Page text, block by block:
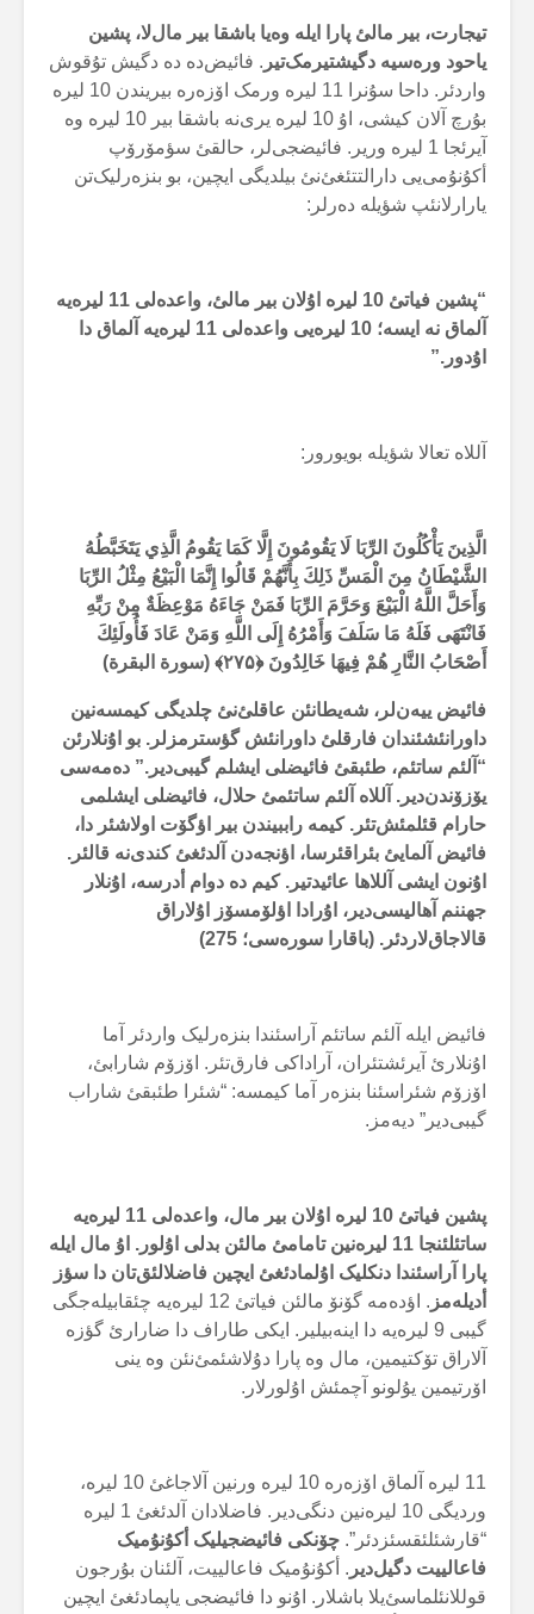
تیجارت، بیر مالئ پارا ایلە وەیا باشقا بیر مال‌لا، پشین
یاحود ورەسیە دگیشتیرمک‌تیر . فائیض‌دە دە دگیش تۇقوش
واردئر. داحا سۇنرا 11 لیرە ورمک اۆزەرە بیریندن 10 لیرە
بۇرچ آلان کیشی، اۇ 10 لیرە یری‌نە باشقا بیر 10 لیرە وە
آیرئجا 1 لیرە وریر. فائیضجی‌لر، حالقئ سؤمۆرۆپ
أکۇنۇمی‌یی دارالتتئغئ‌نئ بیلدیگی ایچین، بو بنزەرلیک‌تن
یارارلانئپ شؤیلە دەرلر:
“پشین فیاتئ 10 لیرە اۇلان بیر مالئ، واعدەلی 11 لیرەیە
آلماق نە ایسە؛ 10 لیرەیی واعدەلی 11 لیرەیە آلماق دا
اۇدور.”
آللاە تعالا شؤیلە بویورور:
الَّذِينَ يَأْكُلُونَ الرِّبَا لَا يَقُومُونَ إِلَّا كَمَا يَقُومُ الَّذِي يَتَخَبَّطُهُ
الشَّيْطَانُ مِنَ الْمَسِّ ذَلِكَ بِأَنَّهُمْ قَالُوا إِنَّمَا الْبَيْعُ مِثْلُ الرِّبَا
وَأَحَلَّ اللَّهُ الْبَيْعَ وَحَرَّمَ الرِّبَا فَمَنْ جَاءَهُ مَوْعِظَةٌ مِنْ رَبِّهِ
فَانْتَهَى فَلَهُ مَا سَلَفَ وَأَمْرُهُ إِلَى اللَّهِ وَمَنْ عَادَ فَأُولَئِكَ
أَصْحَابُ النَّارِ هُمْ فِيهَا خَالِدُونَ ﴿۲۷۵﴾ (سورة البقرة)
فائیض ییەن‌لر، شەیطانئن عاقلئ‌نئ چلدیگی کیمسەنین
داورانئشئندان فارقلئ داورانئش گؤسترمزلر. بو اۇنلارئن
“آلئم ساتئم، طئبقئ فائیضلی ایشلم گیبی‌دیر.” دەمەسی
یۆزۆندن‌دیر. آللاە آلئم ساتئمئ حلال، فائیضلی ایشلمی
حارام قئلمئش‌تئر. کیمە راببیندن بیر اؤگۆت اولاشئر دا،
فائیض آلمایئ بئراقئرسا، اؤنجەدن آلدئغئ کندی‌نە قالئر.
اۇنون ایشی آللاها عائیدتیر. کیم دە دوام أدرسە، اۇنلار
جهننم آهالیسی‌دیر، اۇرادا اؤلۆمسۆز اۇلاراق
قالاجاق‌لاردئر. (باقارا سورەسی؛ 275)
فائیض ایلە آلئم ساتئم آراسئندا بنزەرلیک واردئر آما
اۇنلارئ آیرئشتئران، آراداکی فارق‌تئر. اۆزۆم شارابئ،
اۆزۆم شئراسئنا بنزەر آما کیمسە: “شئرا طئبقئ شاراب
گیبی‌دیر” دیەمز.
پشین فیاتئ 10 لیرە اۇلان بیر مال، واعدەلی 11 لیرەیە
ساتئلئنجا
11 لیرەنین تامامئ مالئن بدلی اۇلور. اۇ مال ایلە
پارا آراسئندا دنکلیک اۇلمادئغئ ایچین فاضلالئق‌تان دا سؤز
أدیلەمز
. اؤدەمە گۆنۆ مالئن فیاتئ 12 لیرەیە چئقابیلەجگی
گیبی 9 لیرەیە دا اینەبیلیر. ایکی طاراف دا ضارارئ گؤزە
آلاراق تۆکتیمین، مال وە پارا دۇلاشئمئ‌نئن وە ینی
اۆرتیمین یۇلونو آچمئش اۇلورلار.
11 لیرە آلماق اۆزەرە 10 لیرە ورنین آلاجاغئ 10 لیرە،
وردیگی 10 لیرەنین دنگی‌دیر. فاضلادان آلدئغئ 1 لیرە
“قارشئلئقسئزدئر”. چۆنکی فائیضجیلیک أکۇنۇمیک
فاعالییت دگیل‌دیر . أکۇنۇمیک فاعالییت، آلئنان بۇرجون
قوللانئلماسئ‌یلا باشلار. اۇنو دا فائیضجی یاپمادئغئ ایچین